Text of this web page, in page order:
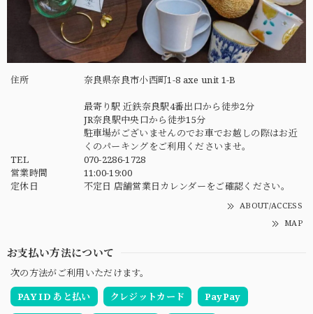
住所 奈良県奈良市小西町1-8 axe unit 1-B
最寄り駅 近鉄奈良駅4番出口から徒歩2分
JR奈良駅中央口から徒歩15分
駐車場がございませんのでお車でお越しの際はお近
くのパーキングをご利用くださいませ。
TEL
070-2286-1728
営業時間
11:00-19:00
定休日
不定日 店舗営業日カレンダーをご確認ください。
ABOUT/ACCESS
MAP
お支払い方法について
次の方法がご利用いただけます。
PAY ID あと払い
クレジットカード PayPay